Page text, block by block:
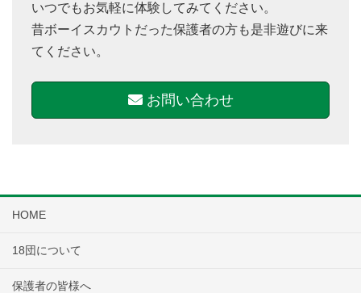
いつでもお気軽に体験してみてください。
昔ボーイスカウトだった保護者の方も是非遊びに来
てください。
お問い合わせ
HOME
18団について
保護者の皆様へ